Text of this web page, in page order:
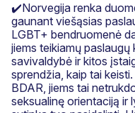
✔️Norvegija renka
gaunant viešąsias
LGBT+ bendruomenė
jiems teikiamų
savivaldybė ir kitos
sprendžia, kaip tai
BDAR, jiems tai
seksualinę orientaciją ir